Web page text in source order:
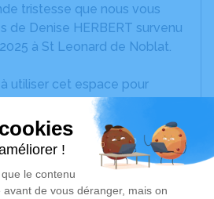
tristesse que nous vous
de Denise HERBERT survenu
à St Leonard de Noblat.
utiliser cet espace pour
partager des photos
ou exprimer vos pensées
ou des textes. Cet endroit
dédié à honorer la